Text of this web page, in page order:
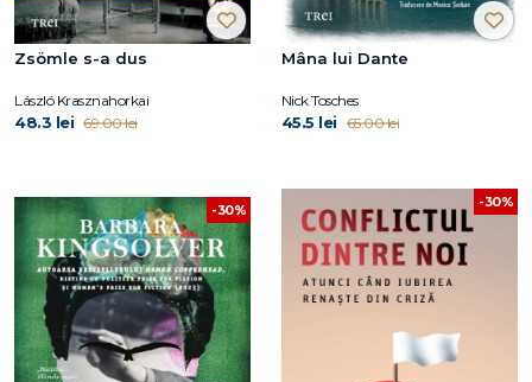
Zsömle s-a dus
László Krasznahorkai
48.3 lei 69.00 lei
Mâna lui Dante
Nick Tosches
45.5 lei 65.00 lei
-30% -30%